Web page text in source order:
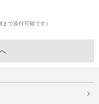
で添付可能です）